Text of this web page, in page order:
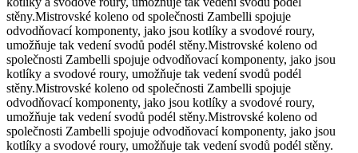
stěny.Mistrovské koleno od společnosti Zambelli spojuje
odvodňovací komponenty, jako jsou kotlíky a svodové roury,
umožňuje tak vedení svodů podél stěny.Mistrovské koleno od
společnosti Zambelli spojuje odvodňovací komponenty, jako jsou
kotlíky a svodové roury, umožňuje tak vedení svodů podél
stěny.Mistrovské koleno od společnosti Zambelli spojuje
odvodňovací komponenty, jako jsou kotlíky a svodové roury,
umožňuje tak vedení svodů podél stěny.Mistrovské koleno od
společnosti Zambelli spojuje odvodňovací komponenty, jako jsou
kotlíky a svodové roury, umožňuje tak vedení svodů podél stěny.